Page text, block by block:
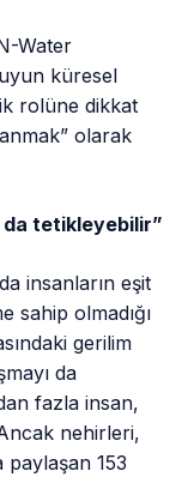
Water
küresel
rolüne dikkat
olarak
da tetikleyebilir”
insanların eşit
sahip olmadığı
gerilim
da
fazla insan,
Ancak nehirleri,
paylaşan 153